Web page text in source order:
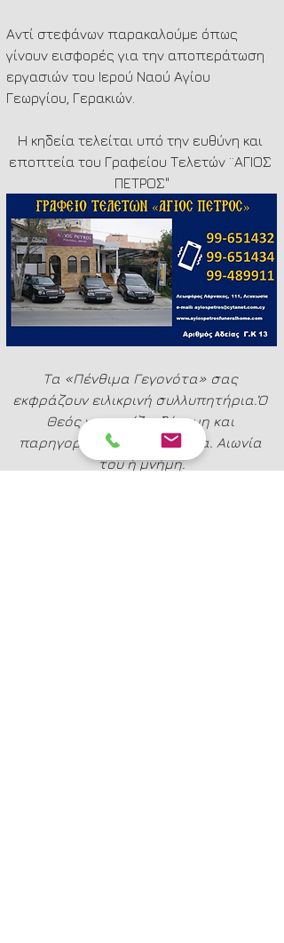
Αντί στεφάνων παρακαλούμε όπως
γίνουν εισφορές για την αποπεράτωση
εργασιών του Ιερού Ναού Αγίου
Γεωργίου, Γερακιών.
Η κηδεία τελείται υπό την ευθύνη και
εποπτεία του Γραφείου Τελετών ¨ΑΓΙΟΣ
ΠΕΤΡΟΣ"
Τα «Πένθιμα Γεγονότα» σας
εκφράζουν ειλικρινή συλλυπητήρια.Ὁ
Θεός να χαρίζει δύναμη και
παρηγοριά στην οικογένεια. Αιωνία
του ἡ μνήμη.